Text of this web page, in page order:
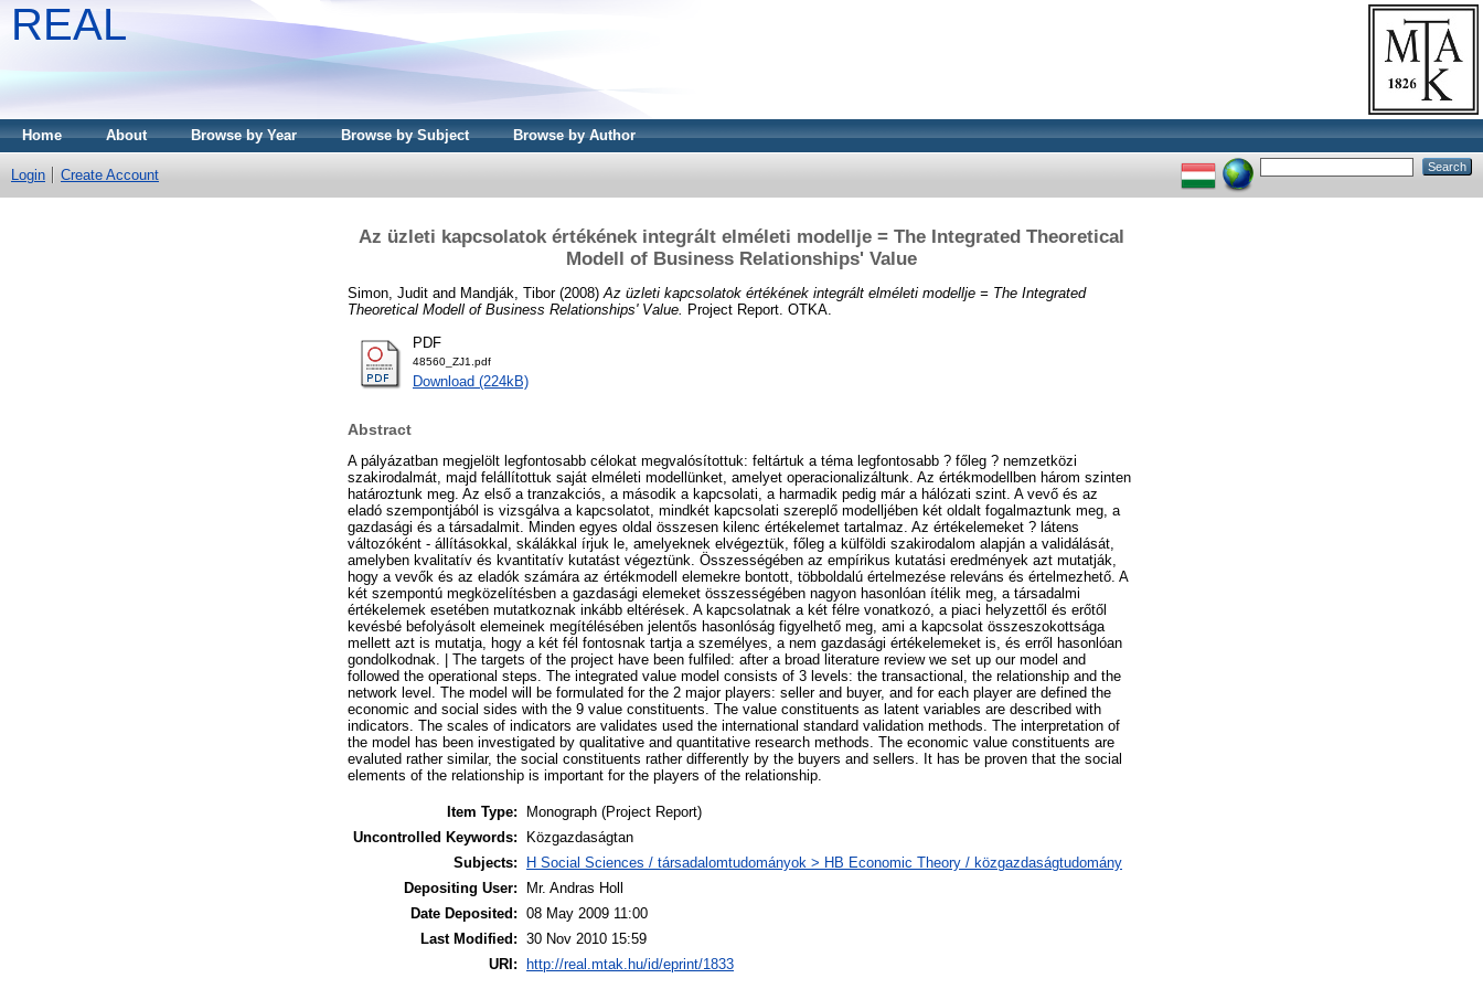
REAL
Home About Browse by Year Browse by Subject Browse by Author
Login Create Account
Az üzleti kapcsolatok értékének integrált elméleti modellje = The Integrated Theoretical
Modell of Business Relationships' Value
Simon, Judit and Mandják, Tibor(2008) Az üzleti kapcsolatok értékének integrált elméleti modellje = The Integrated
Theoretical Modell of Business Relationships' Value. Project Report. OTKA.
PDF
48560_ZJ1.pdf
Download (224kB)
Abstract
A pályázatban megjelölt legfontosabb célokat megvalósítottuk: feltártuk a téma legfontosabb ? főleg ? nemzetközi
szakirodalmát, majd felállítottuk saját elméleti modellünket, amelyet operacionalizáltunk. Az értékmodellben három szinten
határoztunk meg. Az első a tranzakciós, a második a kapcsolati, a harmadik pedig már a hálózati szint. A vevő és az
eladó szempontjából is vizsgálva a kapcsolatot, mindkét kapcsolati szereplő modelljében két oldalt fogalmaztunk meg, a
gazdasági és a társadalmit. Minden egyes oldal összesen kilenc értékelemet tartalmaz. Az értékelemeket ? látens
változóként - állításokkal, skálákkal írjuk le, amelyeknek elvégeztük, főleg a külföldi szakirodalom alapján a validálását,
amelyben kvalitatív és kvantitatív kutatást végeztünk. Összességében az empírikus kutatási eredmények azt mutatják,
hogy a vevők és az eladók számára az értékmodell elemekre bontott, többoldalú értelmezése releváns és értelmezhető. A
két szempontú megközelítésben a gazdasági elemeket összességében nagyon hasonlóan ítélik meg, a társadalmi
értékelemek esetében mutatkoznak inkább eltérések. A kapcsolatnak a két félre vonatkozó, a piaci helyzettől és erőtől
kevésbé befolyásolt elemeinek megítélésében jelentős hasonlóság figyelhető meg, ami a kapcsolat összeszokottsága
mellett azt is mutatja, hogy a két fél fontosnak tartja a személyes, a nem gazdasági értékelemeket is, és erről hasonlóan
gondolkodnak. | The targets of the project have been fulfiled: after a broad literature review we set up our model and
followed the operational steps. The integrated value model consists of 3 levels: the transactional, the relationship and the
network level. The model will be formulated for the 2 major players: seller and buyer, and for each player are defined the
economic and social sides with the 9 value constituents. The value constituents as latent variables are described with
indicators. The scales of indicators are validates used the international standard validation methods. The interpretation of
the model has been investigated by qualitative and quantitative research methods. The economic value constituents are
evaluted rather similar, the social constituents rather differently by the buyers and sellers. It has be proven that the social
elements of the relationship is important for the players of the relationship.
Item Type:
Monograph (Project Report)
Uncontrolled Keywords:
Közgazdaságtan
Subjects:
H Social Sciences / társadalomtudományok > HB Economic Theory / közgazdaságtudomány
Depositing User:
Mr. Andras Holl
Date Deposited: 08 May 2009 11:00
Last Modified: 30 Nov 2010 15:59
URI: http://real.mtak.hu/id/eprint/1833